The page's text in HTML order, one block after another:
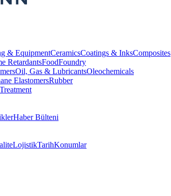
& EquipmentCeramicsCoatings & InksComposites
RetardantsFoodFoundry
Oil, Gas & LubricantsOleochemicals
ElastomersRubber
Haber Bülteni
LojistikTarihKonumlar